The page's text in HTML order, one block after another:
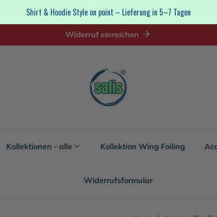
Shirt & Hoodie Style on point – Lieferung in 5–7 Tagen
Widerruf einreichen
Kollektionen - alle Kollektion Wing Foiling
Widerrufsformular